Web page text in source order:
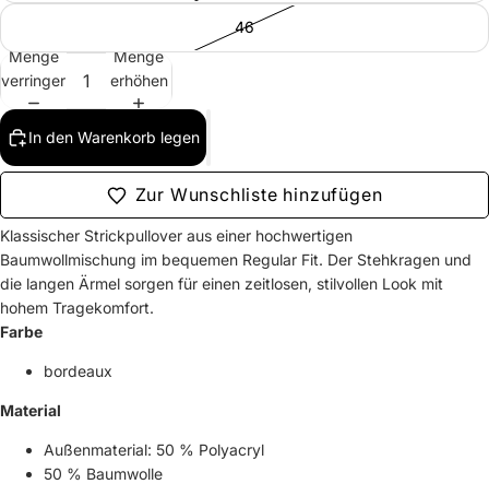
46
Menge
verringern
Menge
erhöhen
In den Warenkorb legen
Zur Wunschliste hinzufügen
Klassischer Strickpullover aus einer hochwertigen
Baumwollmischung im bequemen Regular Fit. Der Stehkragen und
die langen Ärmel sorgen für einen zeitlosen, stilvollen Look mit
hohem Tragekomfort.
Farbe
bordeaux
Material
Außenmaterial: 50 % Polyacryl
50 % Baumwolle